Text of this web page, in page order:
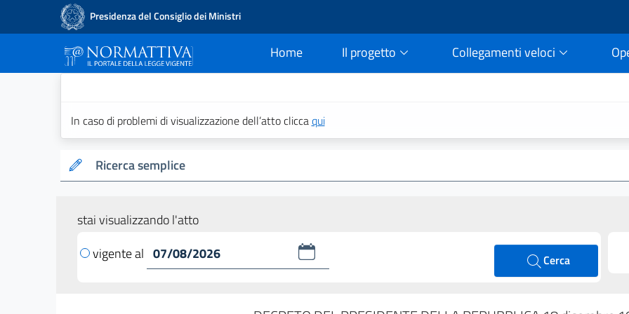
Presidenza del Consiglio dei Ministri
Home
current Il progetto Collegamenti veloci
In caso di problemi di visualizzazione dell’atto cliccaqui
Ricerca semplice
stai visualizzando l'atto
vigente al
Cerca